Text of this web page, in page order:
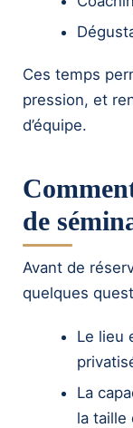
Ces temps
pression, et
d’équipe.
de
Avant de
quelques
Le lieu
La
la taille